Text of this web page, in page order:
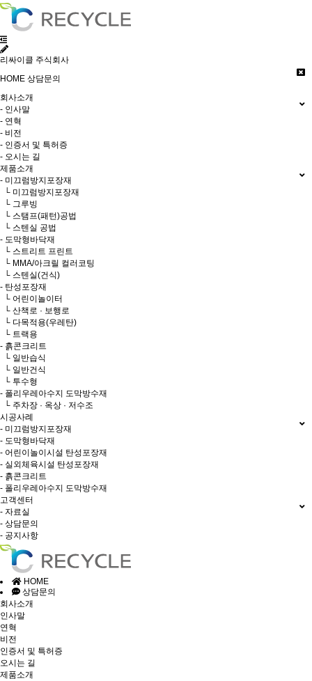
리싸이클 주식회사
HOME 상담문의
회사소개
- 인사말
- 연혁
- 비전
- 인증서 및 특허증
- 오시는 길
제품소개
- 미끄럼방지포장재
└ 미끄럼방지포장재
└ 그루빙
└ 스탬프(패턴)공법
└ 스텐실 공법
- 도막형바닥재
└ 스트리트 프린트
└ MMA/아크릴 컬러코팅
└ 스텐실(건식)
- 탄성포장재
└ 어린이놀이터
└ 산책로 · 보행로
└ 다목적용(우레탄)
└ 트랙용
- 흙콘크리트
└ 일반습식
└ 일반건식
└ 투수형
- 폴리우레아수지 도막방수재
└ 주차장 · 옥상 · 저수조
시공사례
- 미끄럼방지포장재
- 도막형바닥재
- 어린이놀이시설 탄성포장재
- 실외체육시설 탄성포장재
- 흙콘크리트
- 폴리우레아수지 도막방수재
고객센터
- 자료실
- 상담문의
- 공지사항
HOME
상담문의
회사소개
인사말
연혁
비전
인증서 및 특허증
오시는 길
제품소개